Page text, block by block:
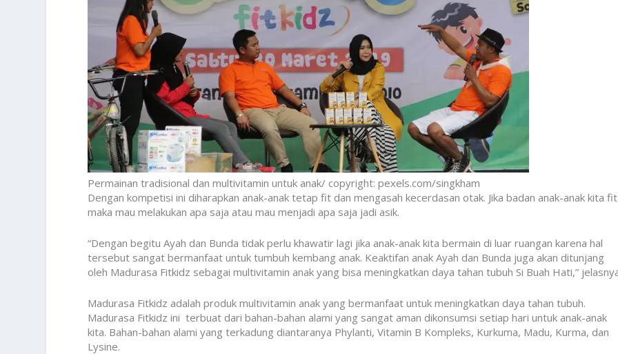
Permainan tradisional dan multivitamin untuk anak/ copyright: pexels.com/singkham
Dengan kompetisi ini diharapkan anak-anak tetap fit dan mengasah kecerdasan otak. Jika badan anak-anak kita
maka mau melakukan apa saja atau mau menjadi apa saja jadi asik.
“Dengan begitu Ayah dan Bunda tidak perlu khawatir lagi jika anak-anak kita bermain di luar ruangan karena hal
tersebut sangat bermanfaat untuk tumbuh kembang anak. Keaktifan anak Ayah dan Bunda juga akan ditunjang
oleh Madurasa Fitkidz sebagai multivitamin anak yang bisa meningkatkan daya tahan tubuh Si Buah Hati,”
Madurasa Fitkidz adalah produk multivitamin anak yang bermanfaat untuk meningkatkan daya tahan tubuh.
Madurasa Fitkidz ini terbuat dari bahan-bahan alami yang sangat aman dikonsumsi setiap hari untuk anak-anak
kita. Bahan-bahan alami yang terkadung diantaranya Phylanti, Vitamin B Kompleks, Kurkuma, Madu, Kurma, dan
Lysine.